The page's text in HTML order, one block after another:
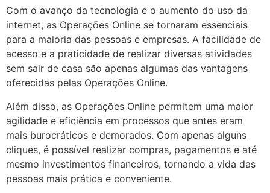
Com o avanço da tecnologia e o aumento do uso da
internet, as Operações Online se tornaram essenciais
para a maioria das pessoas e empresas. A facilidade de
acesso e a praticidade de realizar diversas atividades
sem sair de casa são apenas algumas das vantagens
oferecidas pelas Operações Online.
Além disso, as Operações Online permitem uma maior
agilidade e eficiência em processos que antes eram
mais burocráticos e demorados. Com apenas alguns
cliques, é possível realizar compras, pagamentos e até
mesmo investimentos financeiros, tornando a vida das
pessoas mais prática e conveniente.